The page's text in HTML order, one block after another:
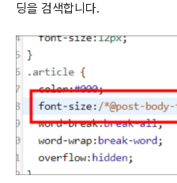
딩을 검색합니다.